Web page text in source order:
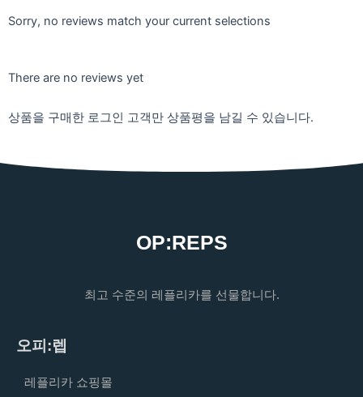
Sorry, no reviews match your current selections
There are no reviews yet
상품을 구매한 로그인 고객만 상품평을 남길 수 있습니다.
OP:REPS
최고 수준의 레플리카를 선물합니다.
오피:렙
레플리카 쇼핑몰